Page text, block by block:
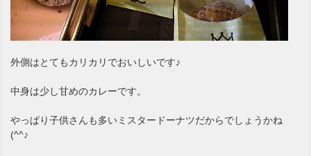
外側はとてもカリカリでおいしいです♪
中身は少し甘めのカレーです。
やっぱり子供さんも多いミスタードーナツだからでしょうかね
(^^♪